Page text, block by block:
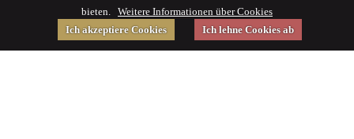
bieten. Weitere Informationen über Cookies
Ich akzeptiere Cookies
Ich lehne Cookies ab